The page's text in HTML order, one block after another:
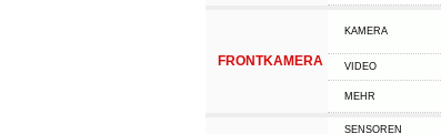
FRONTKAMERA
KAMERA
VIDEO
MEHR
SENSOREN